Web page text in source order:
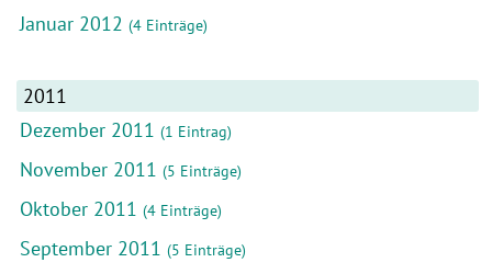
Januar 2012 (4 Einträge)
2011
Dezember 2011 (1 Eintrag)
November 2011 (5 Einträge)
Oktober 2011 (4 Einträge)
September 2011 (5 Einträge)